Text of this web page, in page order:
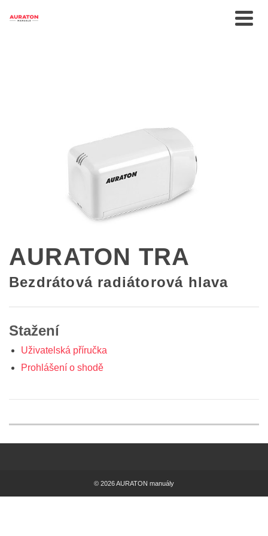
AURATON TRA
Bezdrátová radiátorová hlava
Stažení
Uživatelská příručka
Prohlášení o shodě
© 2026 AURATON manuály